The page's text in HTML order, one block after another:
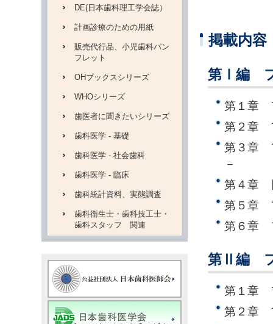
掲載内容
第Ⅰ編 フ
第１章
第２章
第３章
－
第４章
第５章
第６章
第Ⅱ編 フ
第１章
第２章
DE(日本歯科理工学会誌）
計画診療のための用紙
販売代行品、小児歯科パン
フレット
OHブックスシリーズ
WHOシリーズ
歯医者に聞きたいシリーズ
歯科医学 - 基礎
歯科医学 - 社会歯科
歯科医学 - 臨床
歯科統計資料、実態調査
歯科衛生士・歯科技工士・
歯科スタッフ 関連